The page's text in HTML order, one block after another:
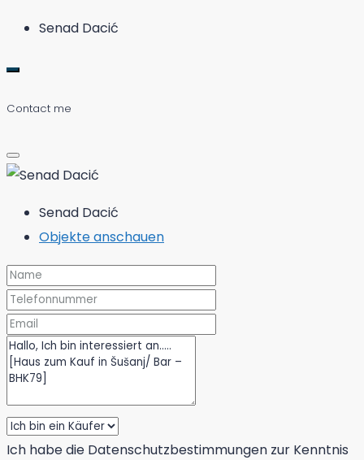
Senad Dacić
Contact me
Senad Dacić
Objekte anschauen
Ich habe die Datenschutzbestimmungen zur Kenntnis